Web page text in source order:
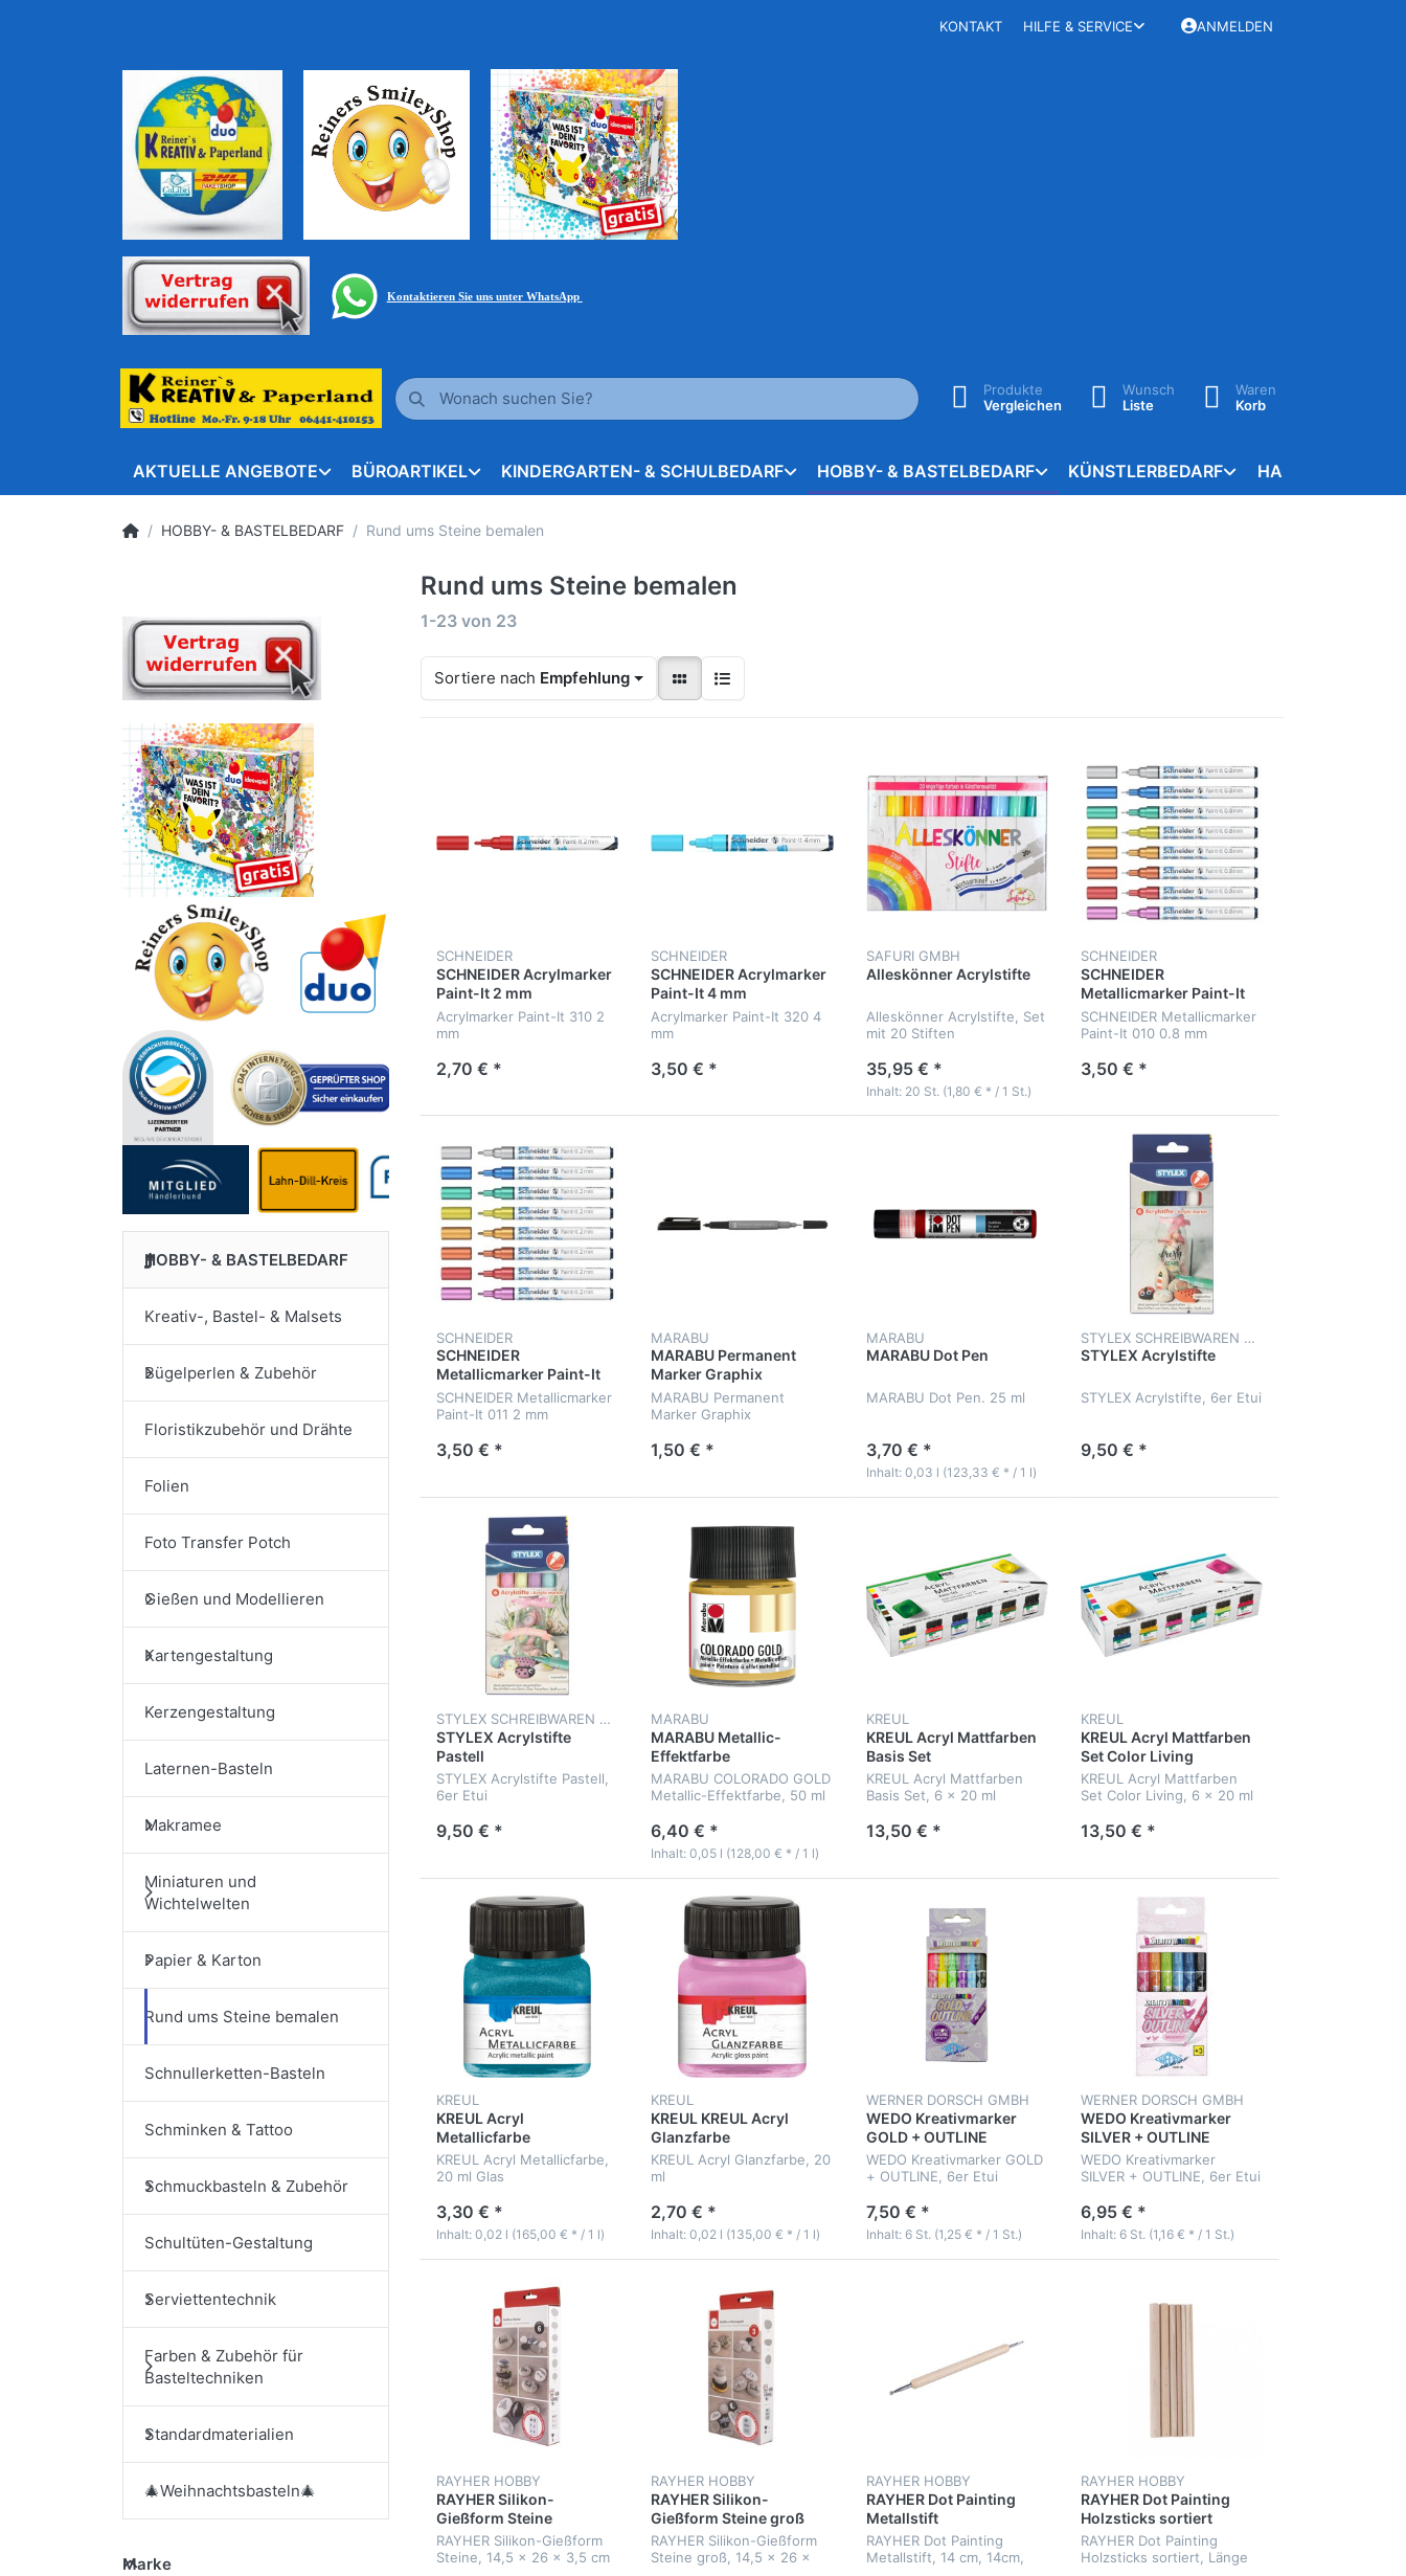
KONTAKT HILFE & SERVICE ANMELDEN
Kontaktieren Sie uns unter WhatsApp
Produkte
Vergleichen
Wunsch
Liste
Waren
Korb
AKTUELLE ANGEBOTE BÜROARTIKEL KINDERGARTEN- & SCHULBEDARF HOBBY- & BASTELBEDARF KÜNSTLERBEDARF
HOBBY- & BASTELBEDARF Rund ums Steine bemalen
HOBBY- & BASTELBEDARF
Kreativ-, Bastel- & Malsets
Bügelperlen & Zubehör
Floristikzubehör und Drähte
Folien
Foto Transfer Potch
Gießen und Modellieren
Kartengestaltung
Kerzengestaltung
Laternen-Basteln
Makramee
Miniaturen und
Wichtelwelten
Papier & Karton
Rund ums Steine bemalen
Schnullerketten-Basteln
Schminken & Tattoo
Schmuckbasteln & Zubehör
Schultüten-Gestaltung
Serviettentechnik
Farben & Zubehör für
Basteltechniken
Standardmaterialien
🎄Weihnachtsbasteln🎄
Marke
Rund ums Steine bemalen
1-23 von 23
Sortiere nach Empfehlung
SCHNEIDER
SCHNEIDER Acrylmarker
Paint-It 2 mm
Acrylmarker Paint-It 310 2
mm
2,70 € *
SCHNEIDER
SCHNEIDER Acrylmarker
Paint-It 4 mm
Acrylmarker Paint-It 320 4
mm
3,50 € *
SAFURI GMBH
Alleskönner Acrylstifte
Alleskönner Acrylstifte, Set
mit 20 Stiften
35,95 € *
Inhalt: 20 St. (1,80 € * / 1 St.)
SCHNEIDER
SCHNEIDER
Metallicmarker Paint-It
010
SCHNEIDER Metallicmarker
Paint-It 010 0.8 mm
3,50 € *
SCHNEIDER
SCHNEIDER
Metallicmarker Paint-It
011
SCHNEIDER Metallicmarker
Paint-It 011 2 mm
3,50 € *
MARABU
MARABU Permanent
Marker Graphix
MARABU Permanent
Marker Graphix
1,50 € *
MARABU
MARABU Dot Pen
MARABU Dot Pen. 25 ml
3,70 € *
Inhalt: 0,03 l (123,33 € * / 1 l)
STYLEX SCHREIBWAREN GMBH
STYLEX Acrylstifte
STYLEX Acrylstifte, 6er Etui
9,50 € *
STYLEX SCHREIBWAREN GMBH
STYLEX Acrylstifte
Pastell
STYLEX Acrylstifte Pastell,
6er Etui
9,50 € *
MARABU
MARABU Metallic-
Effektfarbe
MARABU COLORADO GOLD
Metallic-Effektfarbe, 50 ml
6,40 € *
Inhalt: 0,05 l (128,00 € * / 1 l)
KREUL
KREUL Acryl Mattfarben
Basis Set
KREUL Acryl Mattfarben
Basis Set, 6 x 20 ml
13,50 € *
KREUL
KREUL Acryl Mattfarben
Set Color Living
KREUL Acryl Mattfarben
Set Color Living, 6 x 20 ml
13,50 € *
KREUL
KREUL Acryl
Metallicfarbe
KREUL Acryl Metallicfarbe,
20 ml Glas
3,30 € *
Inhalt: 0,02 l (165,00 € * / 1 l)
KREUL
KREUL KREUL Acryl
Glanzfarbe
KREUL Acryl Glanzfarbe, 20
ml
2,70 € *
Inhalt: 0,02 l (135,00 € * / 1 l)
WERNER DORSCH GMBH
WEDO Kreativmarker
GOLD + OUTLINE
WEDO Kreativmarker GOLD
+ OUTLINE, 6er Etui
7,50 € *
Inhalt: 6 St. (1,25 € * / 1 St.)
WERNER DORSCH GMBH
WEDO Kreativmarker
SILVER + OUTLINE
WEDO Kreativmarker
SILVER + OUTLINE, 6er Etui
6,95 € *
Inhalt: 6 St. (1,16 € * / 1 St.)
RAYHER HOBBY
RAYHER Silikon-
Gießform Steine
RAYHER Silikon-Gießform
Steine, 14,5 x 26 x 3,5 cm
RAYHER HOBBY
RAYHER Silikon-
Gießform Steine groß
RAYHER Silikon-Gießform
Steine groß, 14,5 x 26 x
RAYHER HOBBY
RAYHER Dot Painting
Metallstift
RAYHER Dot Painting
Metallstift, 14 cm, 14cm,
RAYHER HOBBY
RAYHER Dot Painting
Holzsticks sortiert
RAYHER Dot Painting
Holzsticks sortiert, Länge